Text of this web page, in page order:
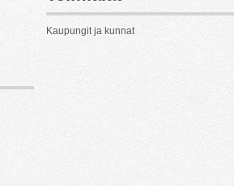
Kaupungit ja kunnat